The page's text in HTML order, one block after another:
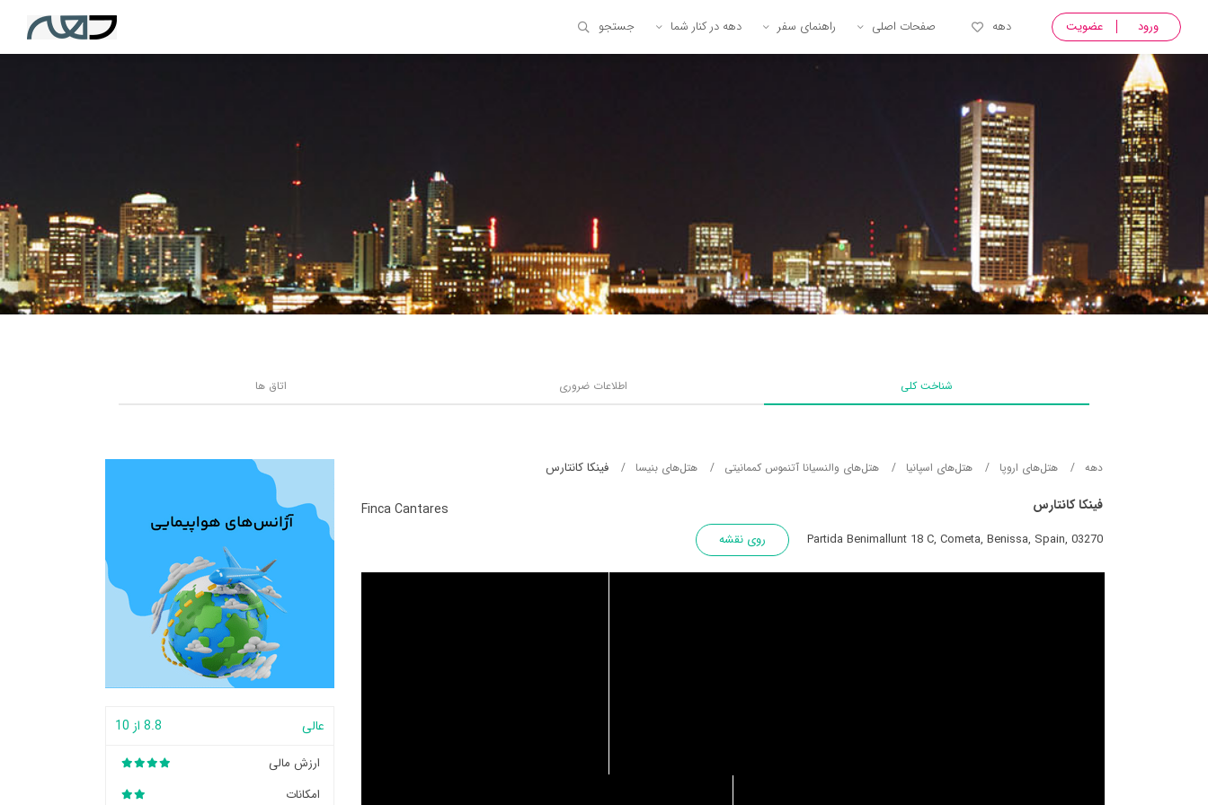
ورود عضویت دهه صفحات اصلی راهنمای سفر دهه در کنار شما جستجو
شناخت کلی اطلاعات ضروری اتاق ها
دهه هتل‌های اروپا هتل‌های اسپانیا هتل‌های والنسیانا آتنموس کممانیتی هتل‌های بنیسا فینکا کانتارس
فینکا کانتارس Finca Cantares
Partida Benimallunt 18 C, Cometa, Benissa, Spain, 03270 روی نقشه
عالی 8.8 از 10
ارزش مالی
امکانات